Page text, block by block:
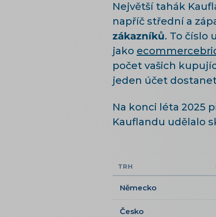
Největší tahák
napříč střední a
zákazníků. To číslo
jako
počet vašich
jeden účet
Na konci léta 2025
Kauflandu udělalo
TRH
Německo
Česko